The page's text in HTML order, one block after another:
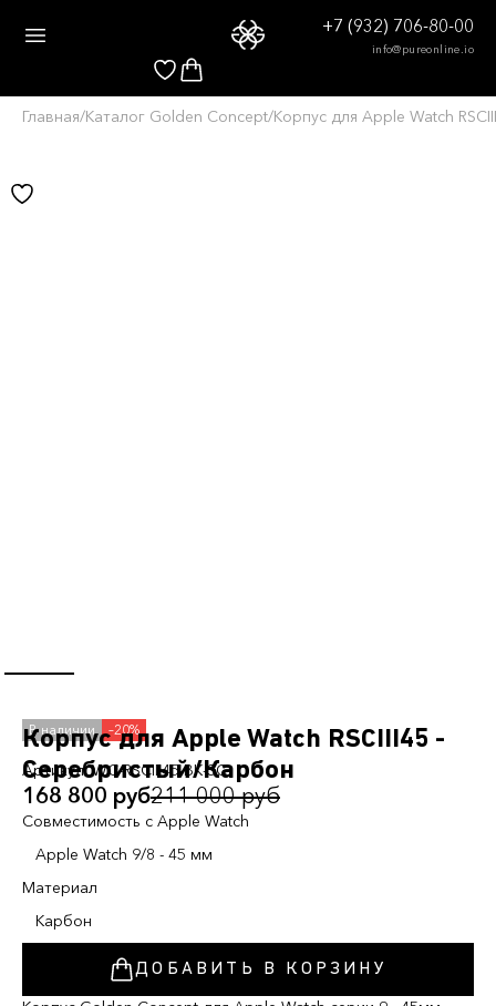
+7 (932) 706-80-00
info@pureonline.io
Главная/Каталог Golden Concept/Корпус для Apple Watch
–20%
Корпус для Apple Watch RSCIII45 -
Серебристый/Карбон
Артикул:WC-RSCIII45-BK-SC
168 800 руб211 000 руб
Cовместимость с Apple Watch
Apple Watch 9/8 - 45 мм
Материал
Карбон
ДОБАВИТЬ В КОРЗИНУ